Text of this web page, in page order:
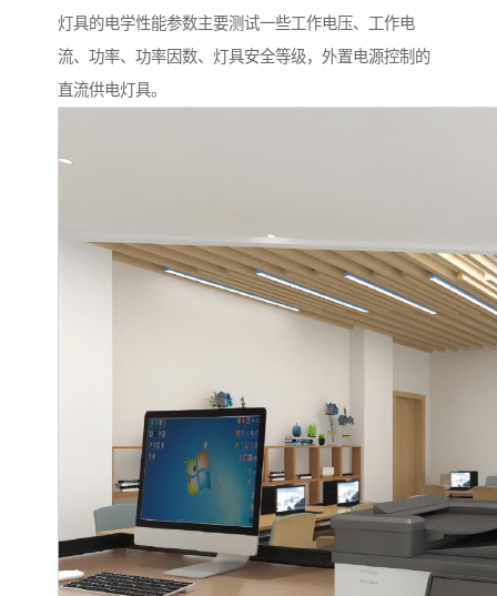
灯具的电学性能参数主要测试一些工作电压、工作电
流、功率、功率因数、灯具安全等级，外置电源控制的
直流供电灯具。